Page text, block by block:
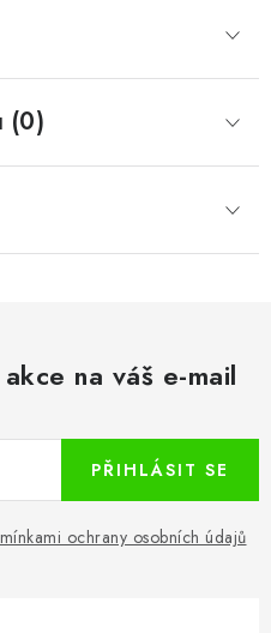
(0)
na váš e-mail
ochrany osobních údajů
PŘIHLÁSIT SE